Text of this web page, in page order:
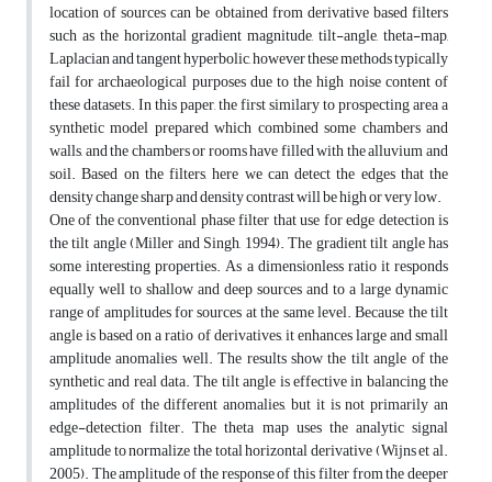
location of sources can be obtained from derivative based filters
such as the horizontal gradient magnitude, tilt-angle, theta-map,
Laplacian and tangent hyperbolic, however these methods typically
fail for archaeological purposes due to the high noise content of
these datasets. In this paper, the first similary to prospecting area a
synthetic model prepared which combined some chambers and
walls, and the chambers or rooms have filled with the alluvium and
soil. Based on the filters, here we can detect the edges that the
density change sharp and density contrast will be high or very low.
One of the conventional phase filter that use for edge detection is
the tilt angle (Miller and Singh, 1994). The gradient tilt angle has
some interesting properties. As a dimensionless ratio it responds
equally well to shallow and deep sources and to a large dynamic
range of amplitudes for sources at the same level. Because the tilt
angle is based on a ratio of derivatives, it enhances large and small
amplitude anomalies well. The results show the tilt angle of the
synthetic and real data. The tilt angle is effective in balancing the
amplitudes of the different anomalies, but it is not primarily an
edge-detection filter. The theta map uses the analytic signal
amplitude to normalize the total horizontal derivative (Wijns et al.
2005). The amplitude of the response of this filter from the deeper